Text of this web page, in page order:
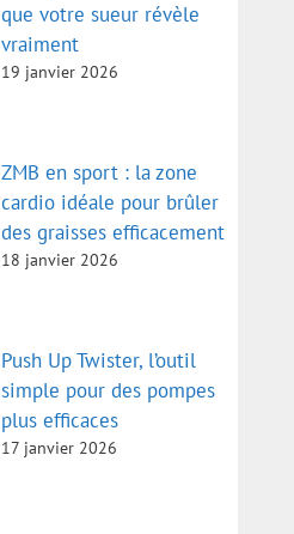
que votre sueur révèle
vraiment
19 janvier 2026
ZMB en sport : la zone
cardio idéale pour brûler
des graisses efficacement
18 janvier 2026
Push Up Twister, l’outil
simple pour des pompes
plus efficaces
17 janvier 2026